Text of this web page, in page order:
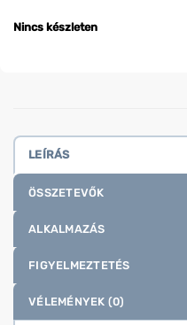
Nincs készleten
LEÍRÁS
ÖSSZETEVŐK
ALKALMAZÁS
FIGYELMEZTETÉS
VÉLEMÉNYEK (0)